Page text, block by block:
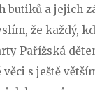
butiků a jejich
že každý,
Pařížská
s ještě